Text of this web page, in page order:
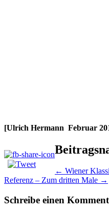
[Ulrich Hermann Februar
← Wiener
Referenz – Zum dritten Male →
Schreibe einen